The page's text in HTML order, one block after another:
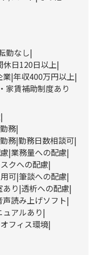
勤なし
休日120日以上
業 年収400万円以上
家賃補助制度あり
務
務 勤務日数相談可
業務量への配慮
クへの配慮
可 筆談への配慮
り 透析への配慮
声読み上げソフト
ュアルあり
フィス環境